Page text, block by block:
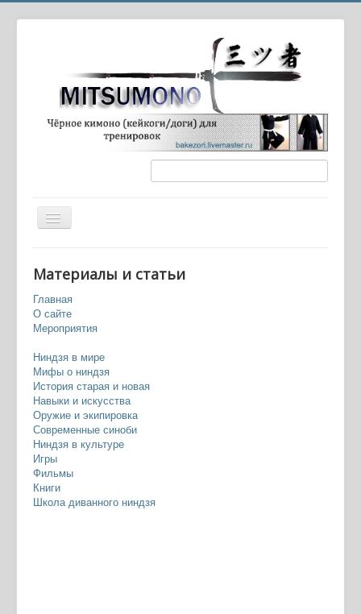
Вы здесь:
Исикава Гоэмон — разбойник и герой
Материалы и статьи
Главная
О сайте
Мероприятия
Ниндзя в мире
Мифы о ниндзя
История старая и новая
Навыки и искусства
Оружие и экипировка
Современные синоби
Ниндзя в культуре
Игры
Фильмы
Книги
Школа диванного ниндзя